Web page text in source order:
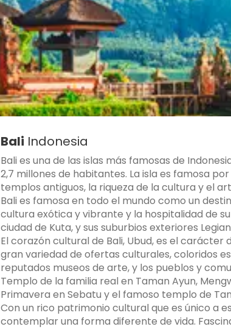
Bali Indonesia
Bali es una de las islas más famosas de
2,7 millones de habitantes. La isla es famosa
templos antiguos, la riqueza de la cultura y el
Bali es famosa en todo el mundo como un
cultura exótica y vibrante y la hospitalidad de
ciudad de Kuta, y sus suburbios exteriores
El corazón cultural de Bali, Ubud, es el
gran variedad de ofertas culturales, coloridos
reputados museos de arte, y los pueblos y
Templo de la familia real en Taman Ayun,
Primavera en Sebatu y el famoso templo de
Con un rico patrimonio cultural que es único a